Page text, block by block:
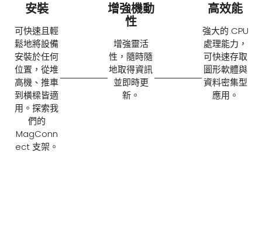
安裝
可快速且輕
鬆地將設備
安裝於任何
位置，從堆
高機、推車
到橫樑皆適
用。探索我
們的
MagConn
ect 支架。
增強機動
性
增強靈活
性，隨時隨
地取得資訊
並即時更
新。
高效能
強大的 CPU
處理能力，
可快速存取
圖形軟體與
資料密集型
應用。